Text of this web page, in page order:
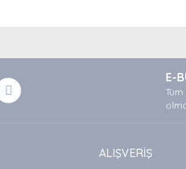
eksik bilgiler bulunuyor.
alternatifler olmalı.
E-
ALIŞVERİŞ